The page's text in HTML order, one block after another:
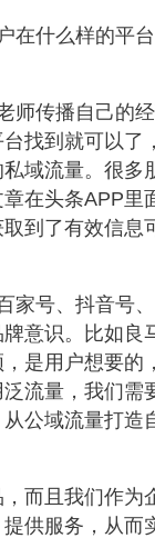
在什么样的平
师传播自己的
找到就可以了
域流量。很多
在头条APP里
到了有效信息
家号、 抖音号
意识。比如良
是用户想要的
流量，我们需
公域流量打造
而且我们作为
供服务，从而